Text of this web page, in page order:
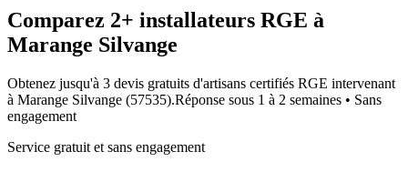
Comparez 2+ installateurs RGE à
Marange Silvange
Obtenez jusqu'à 3 devis gratuits d'artisans certifiés RGE intervenant
à Marange Silvange (57535).Réponse sous 1 à 2 semaines • Sans
engagement
Service gratuit et sans engagement